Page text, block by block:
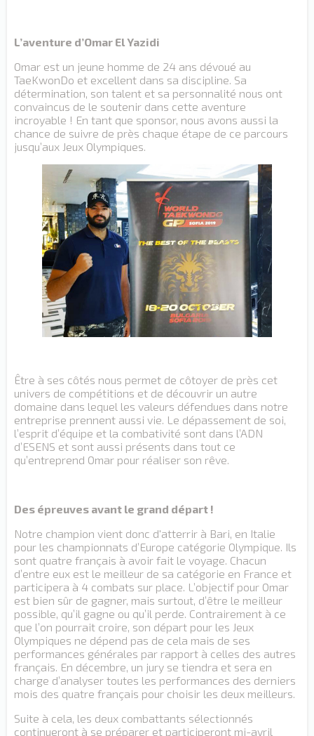
L’aventure d’Omar El Yazidi
Omar est un jeune homme de 24 ans dévoué au
TaeKwonDo et excellent dans sa discipline. Sa
détermination, son talent et sa personnalité nous ont
convaincus de le soutenir dans cette aventure
incroyable ! En tant que sponsor, nous avons aussi la
chance de suivre de près chaque étape de ce parcours
jusqu’aux Jeux Olympiques.
Être à ses côtés nous permet de côtoyer de près cet
univers de compétitions et de découvrir un autre
domaine dans lequel les valeurs défendues dans notre
entreprise prennent aussi vie. Le dépassement de soi,
l’esprit d’équipe et la combativité sont dans l’ADN
d’ESENS et sont aussi présents dans tout ce
qu’entreprend Omar pour réaliser son rêve.
Des épreuves avant le grand départ !
Notre champion vient donc d'atterrir à Bari, en Italie
pour les championnats d’Europe catégorie Olympique. Ils
sont quatre français à avoir fait le voyage. Chacun
d’entre eux est le meilleur de sa catégorie en France et
participera à 4 combats sur place. L’objectif pour Omar
est bien sûr de gagner, mais surtout, d’être le meilleur
possible, qu’il gagne ou qu’il perde. Contrairement à ce
que l’on pourrait croire, son départ pour les Jeux
Olympiques ne dépend pas de cela mais de ses
performances générales par rapport à celles des autres
français. En décembre, un jury se tiendra et sera en
charge d’analyser toutes les performances des derniers
mois des quatre français pour choisir les deux meilleurs.
Suite à cela, les deux combattants sélectionnés
continueront à se préparer et participeront mi-avril